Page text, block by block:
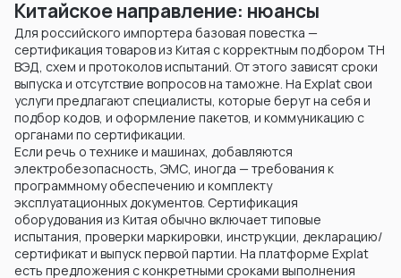
Китайское направление: нюансы
Для российского импортера базовая повестка —
сертификация товаров из Китая с корректным подбором ТН
ВЭД, схем и протоколов испытаний. От этого зависят сроки
выпуска и отсутствие вопросов на таможне. На Explat свои
услуги предлагают специалисты, которые берут на себя и
подбор кодов, и оформление пакетов, и коммуникацию с
органами по сертификации.
Если речь о технике и машинах, добавляются
электробезопасность, ЭМС, иногда — требования к
программному обеспечению и комплекту
эксплуатационных документов. Сертификация
оборудования из Китая обычно включает типовые
испытания, проверки маркировки, инструкции, декларацию/
сертификат и выпуск первой партии. На платформе Explat
есть предложения с конкретными сроками выполнения